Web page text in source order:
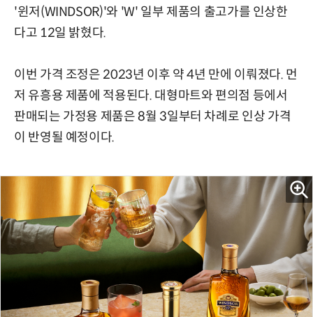
'윈저(WINDSOR)'와 'W' 일부 제품의 출고가를 인상한
다고 12일 밝혔다.
이번 가격 조정은 2023년 이후 약 4년 만에 이뤄졌다. 먼
저 유흥용 제품에 적용된다. 대형마트와 편의점 등에서
판매되는 가정용 제품은 8월 3일부터 차례로 인상 가격
이 반영될 예정이다.